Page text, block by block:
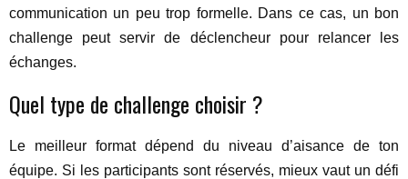
communication un peu trop formelle. Dans ce cas, un bon
challenge peut servir de déclencheur pour relancer les
échanges.
Quel type de challenge choisir ?
Le meilleur format dépend du niveau d’aisance de ton
équipe. Si les participants sont réservés, mieux vaut un défi